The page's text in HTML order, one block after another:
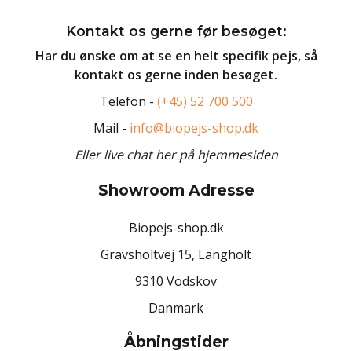
Kontakt os gerne før besøget:
Har du ønske om at se en helt specifik pejs, så
kontakt os gerne inden besøget.
Telefon - (+45) 52 700 500
Mail - info@biopejs-shop.dk
Eller live chat her på hjemmesiden
Showroom Adresse
Biopejs-shop.dk
Gravsholtvej 15, Langholt
9310 Vodskov
Danmark
Åbningstider